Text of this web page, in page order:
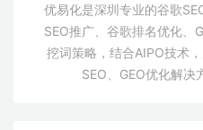
优易化是深圳专业的谷歌
SEO推广、谷歌排名优化、
挖词策略，结合AIPO技术
SEO、GEO优化解决